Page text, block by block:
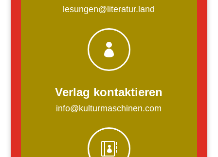
lesungen@literatur.land

Verlag kontaktieren
info@kulturmaschinen.com
